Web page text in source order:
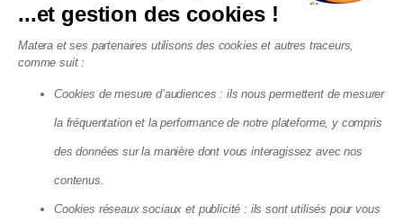
Nos Guides
Nos guides sur le syndic
Nos guides sur la législation
Nos guides sur les finances d'une copro
Syndic en ligne
Copropriété sans syndic
Devis syndic copropriété
...et gestion des cookies !
Matera et ses partenaires utilisons des cookies et autres traceurs,
comme suit :
Cookies de mesure d’audiences : ils nous permettent de mesurer
la fréquentation et la performance de notre plateforme, y compris
des données sur la manière dont vous interagissez avec nos
contenus.
Cookies réseaux sociaux et publicité : ils sont utilisés pour vous